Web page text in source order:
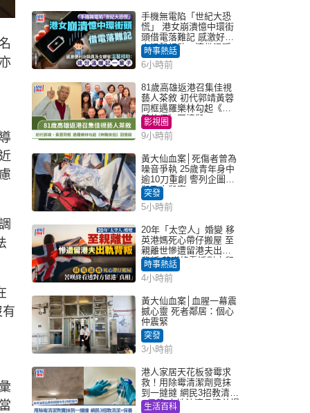
手機無電陷「世紀大恐
慌」 港女崩潰憶中環街
頭借電落難記 感激好心
人溫馨相助：這份溫暖
記一輩子｜Juicy叮
時事熱話
6小時前
81歲高雄返港召集佳視
藝人茶敘 初代郭靖黃蓉
同框遇羅樂林勾起《神
鵰俠侶》回憶殺
影視圈
9小時前
黃大仙血案│死傷者曾為
噪音爭執 25歲青年身中
逾10刀重創 警列企圖謀
殺及自殺案
突發
5小時前
20年「太空人」婚變 移
英港媽死心帶仔搬屋 至
親離世慘遭留港夫出軌
背叛 苦嘆終看透對方留
港「真相」｜Juicy叮
時事熱話
4小時前
黃大仙血案│血腥一幕震
撼心靈 死者鄰居：個心
仲震緊
突發
3小時前
港人家居天花板發霉求
救！用除霉清潔劑竟抹
到一撻撻 網民3招教清潔
+保養 本地油漆品牌曾提
生活百科